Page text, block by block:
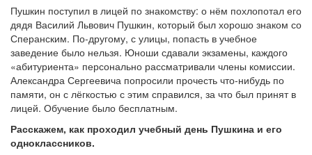
Пушкин поступил в лицей по знакомству: о нём похлопотал его
дядя Василий Львович Пушкин, который был хорошо знаком со
Сперанским. По-другому, с улицы, попасть в учебное
заведение было нельзя. Юноши сдавали экзамены, каждого
«абитуриента» персонально рассматривали члены комиссии.
Александра Сергеевича попросили прочесть что-нибудь по
памяти, он с лёгкостью с этим справился, за что был принят в
лицей. Обучение было бесплатным.
Расскажем, как проходил учебный день Пушкина и его
одноклассников.